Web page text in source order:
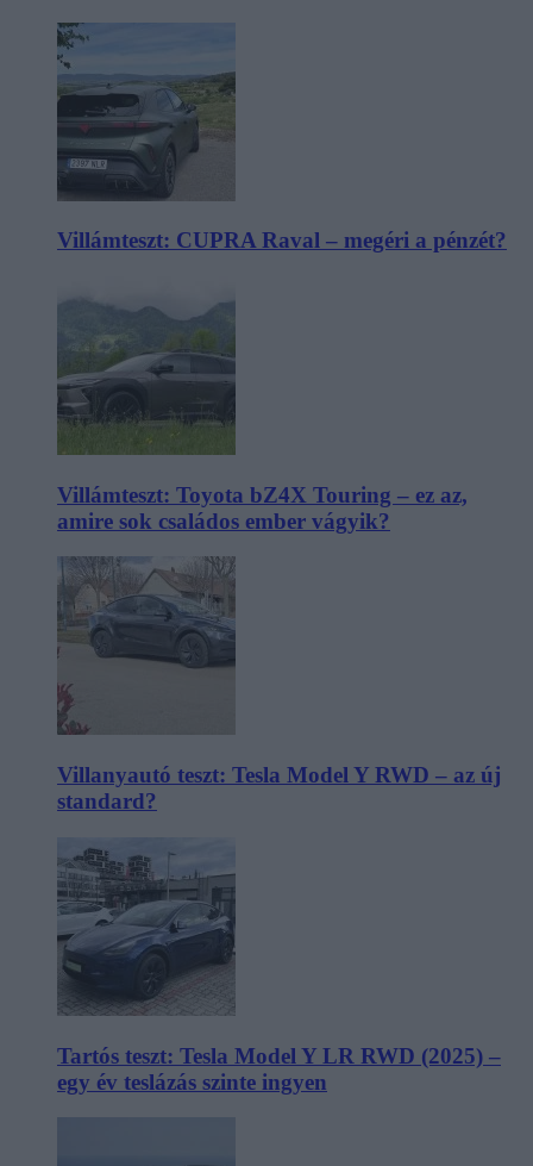
Villámteszt: CUPRA Raval – megéri a pénzét?
Villámteszt: Toyota bZ4X Touring – ez az,
amire sok családos ember vágyik?
Villanyautó teszt: Tesla Model Y RWD – az új
standard?
Tartós teszt: Tesla Model Y LR RWD (2025) –
egy év teslázás szinte ingyen